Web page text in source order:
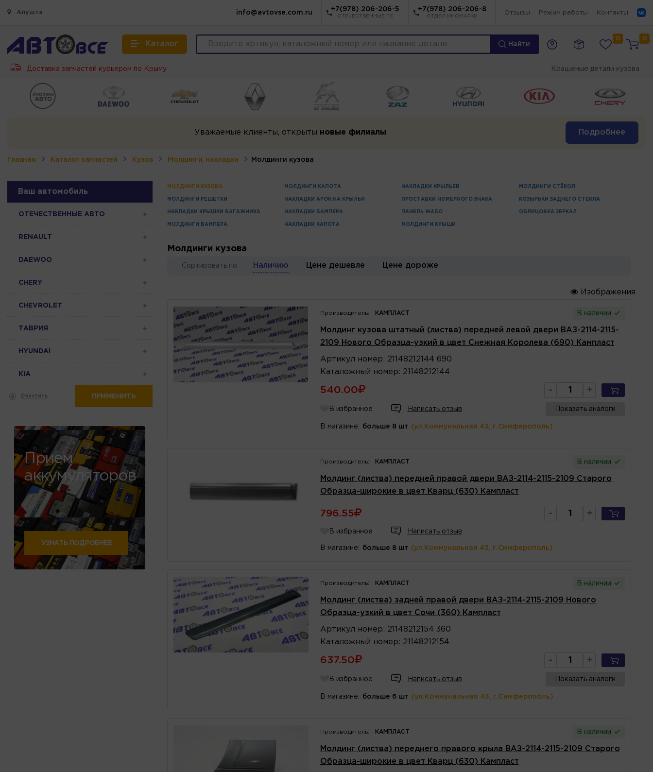
Алушта info@avtovse.com.ru
+7(978) 206-206-5
ОТЕЧЕСТВЕННЫЕ ТС
+7(978) 206-206-8
ОТДЕЛ ИНОМАРКИ
Отзывы Режим работы Контакты
Каталог Найти
0 0
Доставка запчастей курьером по Крыму Крашеные детали кузова
Уважаемые клиенты, открыты новые филиалы Подробнее
Главная Каталог запчастей Кузов Молдинги, накладки Молдинги кузова
Ваш автомобиль
ОТЕЧЕСТВЕННЫЕ АВТО
RENAULT
DAEWOO
CHERY
CHEVROLET
ТАВРИЯ
HYUNDAI
KIA
Очистить ПРИМЕНИТЬ
Прием
аккумуляторов
УЗНАТЬ ПОДРОБНЕЕ
МОЛДИНГИ КУЗОВА
МОЛДИНГИ РЕШЕТКИ
НАКЛАДКИ КРЫШКИ БАГАЖНИКА
МОЛДИНГИ БАМПЕРА
МОЛДИНГИ КАПОТА
НАКЛАДКИ АРОК НА КРЫЛЬЯ
НАКЛАДКИ БАМПЕРА
НАКЛАДКИ КАПОТА
НАКЛАДКИ КРЫЛЬЕВ
ПРОСТАВКИ НОМЕРНОГО ЗНАКА
ПАНЕЛЬ ЖАБО
МОЛДИНГИ КРЫШИ
МОЛДИНГИ СТЁКОЛ
КОЗЫРЬКИ ЗАДНЕГО СТЕКЛА
ОБЛИЦОВКА ЗЕРКАЛ
Молдинги кузова
Сортировать по: Наличию Цене дешевле Цене дороже
Изображения
Производитель: КАМПЛАСТ В наличии
Молдинг кузова штатный (листва) передней левой двери ВАЗ-2114-2115-
2109 Нового Образца-узкий в цвет Снежная Королева (690) Кампласт
Артикул номер : 21148212144 690
Каталожный номер : 21148212144
540.00 - +
В избранное Написать отзыв Показать аналоги
В магазине: больше 8 шт (ул.Коммунальная 43, г.Симферополь)
Производитель: КАМПЛАСТ В наличии
Молдинг (листва) передней правой двери ВАЗ-2114-2115-2109 Старого
Образца-широкие в цвет Кварц (630) Кампласт
796.55 - +
В избранное Написать отзыв
В магазине: больше 8 шт (ул.Коммунальная 43, г.Симферополь)
Производитель: КАМПЛАСТ В наличии
Молдинг (листва) задней правой двери ВАЗ-2114-2115-2109 Нового
Образца-узкий в цвет Сочи (360) Кампласт
Артикул номер : 21148212154 360
Каталожный номер : 21148212154
637.50 - +
В избранное Написать отзыв Показать аналоги
В магазине: больше 6 шт (ул.Коммунальная 43, г.Симферополь)
Производитель: КАМПЛАСТ В наличии
Молдинг (листва) переднего правого крыла ВАЗ-2114-2115-2109 Старого
Образца-широкие в цвет Кварц (630) Кампласт